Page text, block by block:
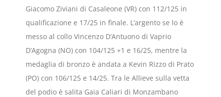
Giacomo Ziviani di Casaleone (VR) con 112/125 in
qualificazione e 17/25 in finale. L’argento se lo è
messo al collo Vincenzo D’Antuono di Vaprio
D’Agogna (NO) con 104/125 +1 e 16/25, mentre la
medaglia di bronzo è andata a Kevin Rizzo di Prato
(PO) con 106/125 e 14/25. Tra le Allieve sulla vetta
del podio è salita Gaia Caliari di Monzambano